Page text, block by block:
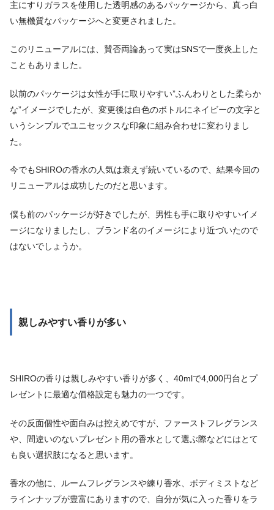
主にすりガラスを使用した透明感のあるパッケージから、真っ白
い無機質なパッケージへと変更されました。
このリニューアルには、賛否両論あって実はSNSで一度炎上した
こともありました。
以前のパッケージは女性が手に取りやすい”ふんわりとした柔らか
な”イメージでしたが、変更後は白色のボトルにネイビーの文字と
いうシンプルでユニセックスな印象に組み合わせに変わりまし
た。
今でもSHIROの香水の人気は衰えず続いているので、結果今回の
リニューアルは成功したのだと思います。
僕も前のパッケージが好きでしたが、男性も手に取りやすいイメ
ージになりましたし、ブランド名のイメージにより近づいたので
はないでしょうか。
親しみやすい香りが多い
SHIROの香りは親しみやすい香りが多く、40mlで4,000円台とプ
レゼントに最適な価格設定も魅力の一つです。
その反面個性や面白みは控えめですが、ファーストフレグランス
や、間違いのないプレゼント用の香水として選ぶ際などにはとて
も良い選択肢になると思います。
香水の他に、ルームフレグランスや練り香水、ボディミストなど
ラインナップが豊富にありますので、自分が気に入った香りをラ